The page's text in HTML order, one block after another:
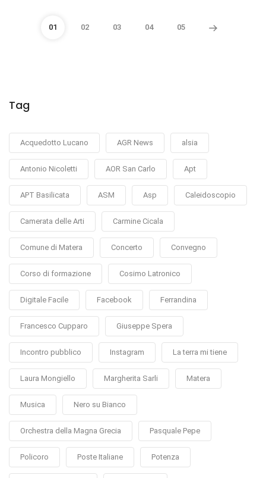
01 02 03 04 05
Tag
Acquedotto Lucano AGR News alsia
Antonio Nicoletti AOR San Carlo Apt
APT Basilicata ASM Asp Caleidoscopio
Camerata delle Arti Carmine Cicala
Comune di Matera Concerto Convegno
Corso di formazione Cosimo Latronico
Digitale Facile Facebook Ferrandina
Francesco Cupparo Giuseppe Spera
Incontro pubblico Instagram La terra mi tiene
Laura Mongiello Margherita Sarli Matera
Musica Nero su Bianco
Orchestra della Magna Grecia Pasquale Pepe
Policoro Poste Italiane Potenza